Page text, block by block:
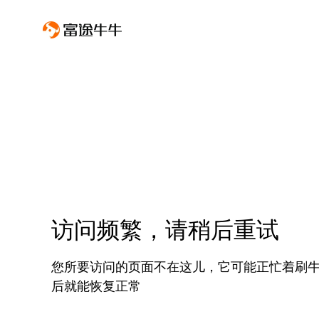
访问频繁，请稍后重试
您所要访问的页面不在这儿，它可能正忙着刷
后就能恢复正常